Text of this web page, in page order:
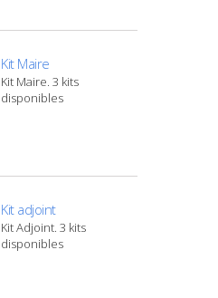
Kit Maire
Kit Maire. 3 kits
disponibles
Kit adjoint
Kit Adjoint. 3 kits
disponibles